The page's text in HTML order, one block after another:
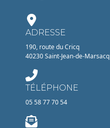
ADRESSE
190, route du Cricq
40230 Saint-Jean-de-Marsacq
TÉLÉPHONE
05 58 77 70 54